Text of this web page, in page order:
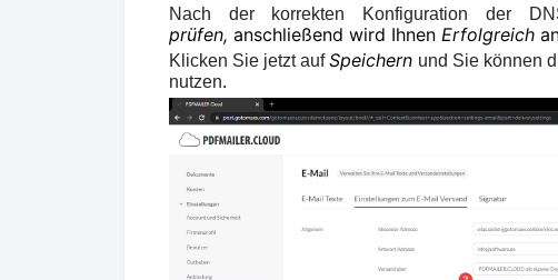
Nach der korrekten Konfiguration der
prüfen, anschließend wird Ihnen Erfolgreich
Klicken Sie jetzt aufSpeichern und Sie können
nutzen.